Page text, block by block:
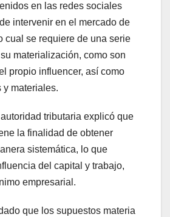
en las redes sociales
intervenir en el mercado de
cual se requiere de una serie
materialización, como son
propio influencer, así como
y materiales.
tributaria explicó que
la finalidad de obtener
sistemática, lo que
del capital y trabajo,
empresarial.
que los supuestos materia